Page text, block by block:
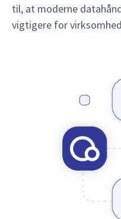
til, at moderne
vigtigere for